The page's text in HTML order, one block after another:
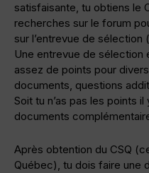
satisfaisante, tu obtiens le
recherches sur le forum
sur l’entrevue de
Une entrevue de
assez de points pour
documents, questions
Soit tu n’as pas les points
documents
Après obtention du CSQ
Québec), tu dois faire une